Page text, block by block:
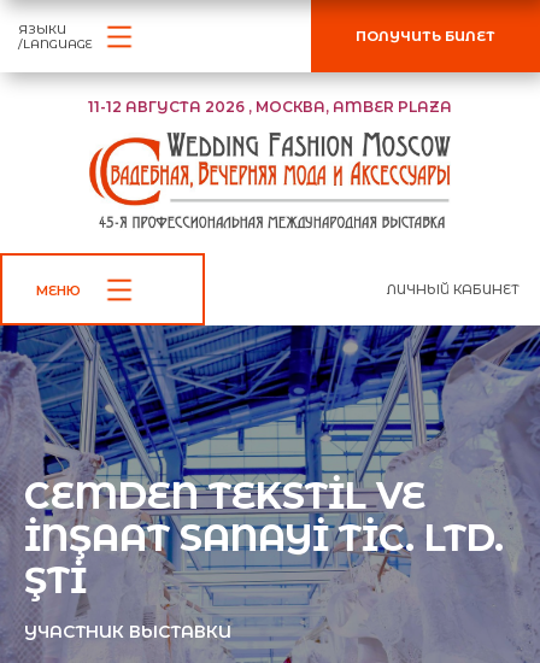
11-12 АВГУСТА 2026 , МОСКВА, AMBER PLAZA
ЛИЧНЫЙ КАБИНЕТ
ЯЗЫКИ
/LANGUAGE
ПОЛУЧИТЬ БИЛЕТ
МЕНЮ
CEMDEN TEKSTİL VE
İNŞAAT SANAYİ TİC. LTD.
ŞTİ
УЧАСТНИК ВЫСТАВКИ